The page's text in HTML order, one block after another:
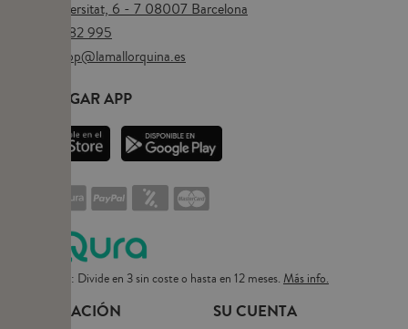
Plaça Universitat, 6 - 7 08007 Barcelona
673 482 995
eshop@lamallorquina.es
DESCARGAR APP
Pago flexible: Divide en 3 sin coste o hasta en 12 meses. Más info.
INFORMACIÓN SU CUENTA